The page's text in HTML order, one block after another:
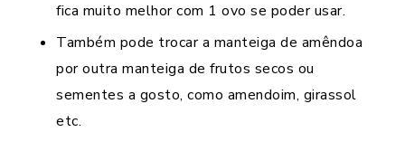
fica muito melhor com 1 ovo se poder usar.
Também pode trocar a manteiga de amêndoa
por outra manteiga de frutos secos ou
sementes a gosto, como amendoim, girassol
etc.